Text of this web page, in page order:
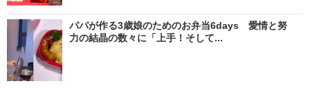
パパが作る3歳娘のためのお弁当6days 愛情と努
力の結晶の数々に「上手！そして...